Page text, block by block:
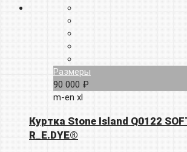
Размеры
90 000 ₽
m-en xl
Куртка Stone Island Q0122
R_E.DYE®